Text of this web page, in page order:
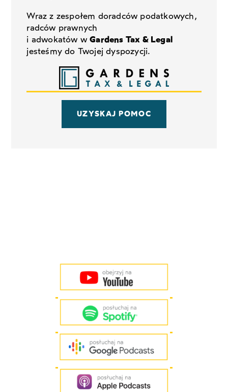
Wraz z zespołem doradców podatkowych,
radców prawnych
i adwokatów wGardens Tax & Legal
jesteśmy do Twojej dyspozycji.
UZYSKAJ POMOC